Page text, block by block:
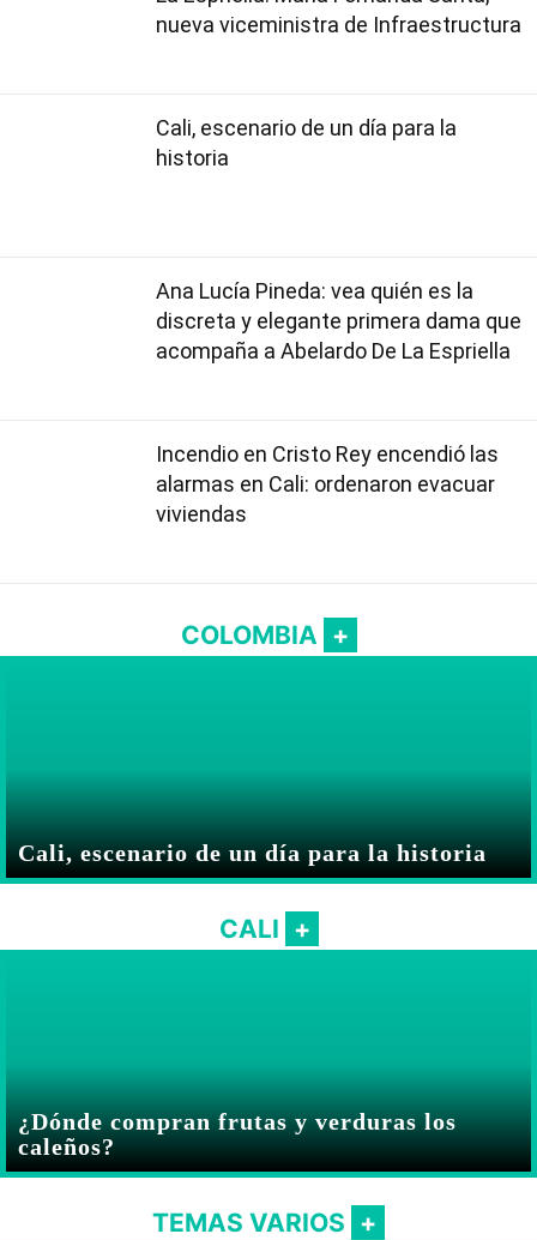
nueva viceministra de Infraestructura
Cali, escenario de un día para la
historia
Ana Lucía Pineda: vea quién es la
discreta y elegante primera dama que
acompaña a Abelardo De La Espriella
Incendio en Cristo Rey encendió las
alarmas en Cali: ordenaron evacuar
viviendas
COLOMBIA
Cali, escenario de un día para la historia
CALI
¿Dónde compran frutas y verduras los
caleños?
TEMAS VARIOS